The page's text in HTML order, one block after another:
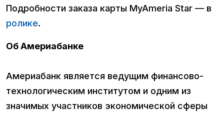
Подробности заказа карты MyAmeria Star — в
ролике.
Об Америабанке
Америабанк является ведущим финансово-
технологическим институтом и одним из
значимых участников экономической сферы